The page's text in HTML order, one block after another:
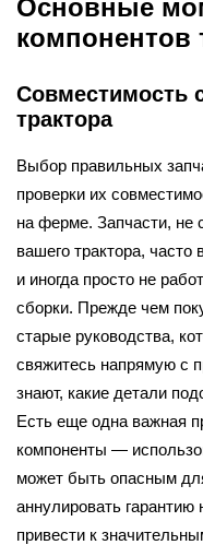
Основные
компонентов
Совместимость
трактора
Выбор правильных
проверки их
на ферме. Запчасти, не
вашего трактора,
и иногда просто не
сборки. Прежде чем
старые руководства,
свяжитесь напрямую с
знают, какие детали
Есть еще одна важная
компоненты —
может быть опасным
аннулировать
привести к